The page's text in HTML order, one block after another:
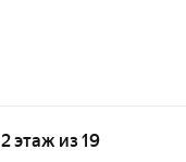
этаж из 19